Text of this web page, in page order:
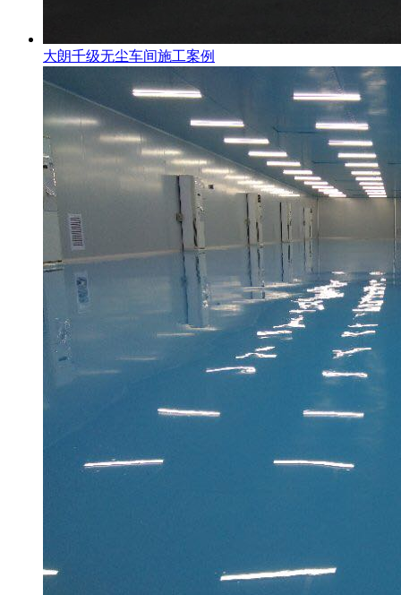
大朗千级无尘车间施工案例